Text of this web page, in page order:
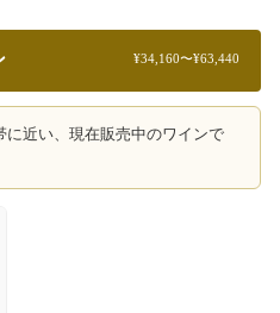
¥34,160〜¥63,440
に近い、現在販売中のワインで